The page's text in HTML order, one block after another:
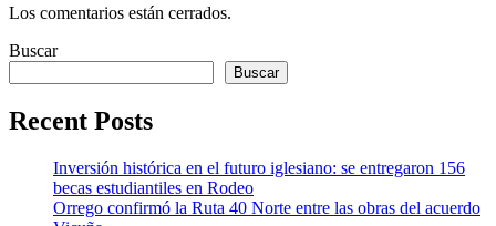
Los comentarios están cerrados.
Buscar
Buscar
Recent Posts
Inversión histórica en el futuro iglesiano: se entregaron 156
becas estudiantiles en Rodeo
Orrego confirmó la Ruta 40 Norte entre las obras del acuerdo